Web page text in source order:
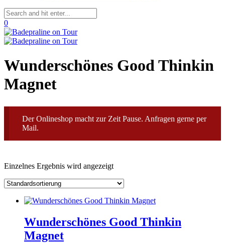
0
Wunderschönes Good Thinkin
Magnet
Der Onlineshop macht zur Zeit Pause. Anfragen gerne per
Mail.
Einzelnes Ergebnis wird angezeigt
Wunderschönes Good Thinkin
Magnet